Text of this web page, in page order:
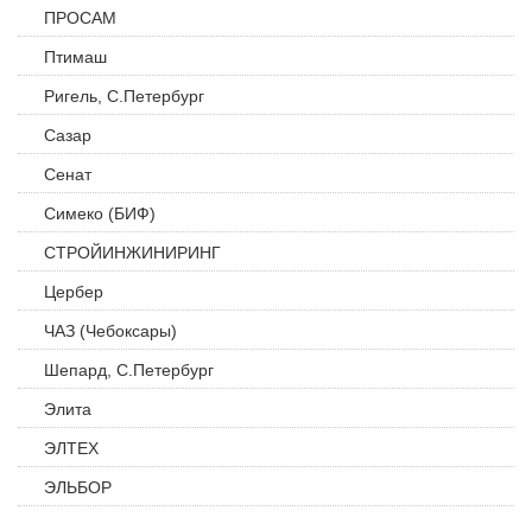
ПРОСАМ
Птимаш
Ригель, С.Петербург
Сазар
Сенат
Симеко (БИФ)
СТРОЙИНЖИНИРИНГ
Цербер
ЧАЗ (Чебоксары)
Шепард, С.Петербург
Элита
ЭЛТЕХ
ЭЛЬБОР